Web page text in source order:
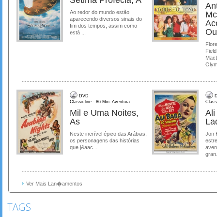
Ao redor do mundo estão
aparecendo diversos sinais do
fim dos tempos, assim como
está ...
DVD
Classicline - 86 Min. Aventura
Mil e Uma Noites,
As
Neste incrível épico das Arábias,
os personagens das histórias
que j&aac...
Ali
Jon
Ver Mais Lan�amentos
TAGS